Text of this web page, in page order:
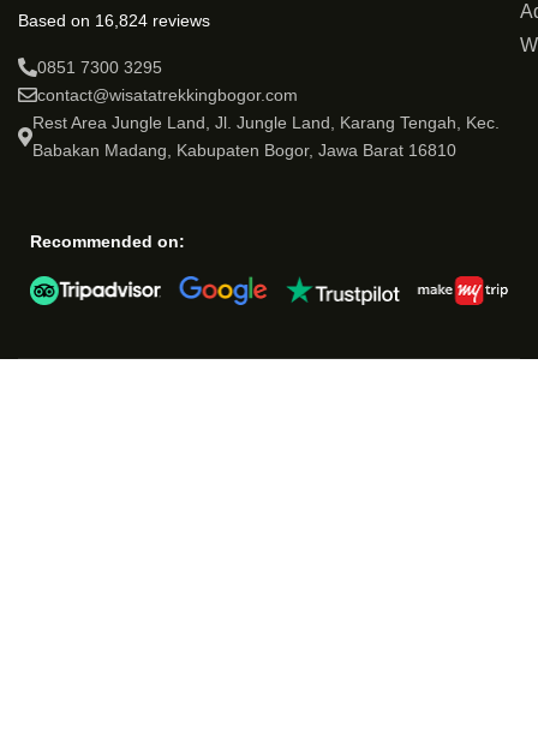
Based on 16,824 reviews
0851 7300 3295
contact@wisatatrekkingbogor.com
Rest Area Jungle Land, Jl. Jungle Land, Karang Tengah, Kec.
Babakan Madang, Kabupaten Bogor, Jawa Barat 16810
Recommended on: